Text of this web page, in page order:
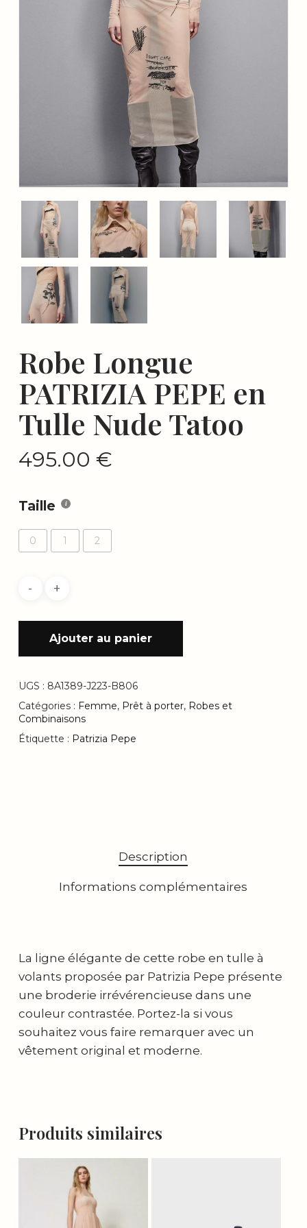
Robe Longue
PATRIZIA PEPE en
Tulle Nude Tatoo
495.00 €
Taille
0 1 2
Ajouter au panier
UGS : 8A1389-J223-B806
Catégories : Femme, Prêt à porter, Robes et
Combinaisons
Étiquette : Patrizia Pepe
Description
Informations complémentaires
La ligne élégante de cette robe en tulle à
volants proposée par Patrizia Pepe présente
une broderie irrévérencieuse dans une
couleur contrastée. Portez-la si vous
souhaitez vous faire remarquer avec un
vêtement original et moderne.
Produits similaires